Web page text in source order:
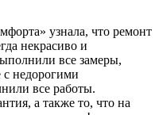
узнала, что ремонт
некрасиво и
все замеры,
недорогими
все работы.
а также то, что на